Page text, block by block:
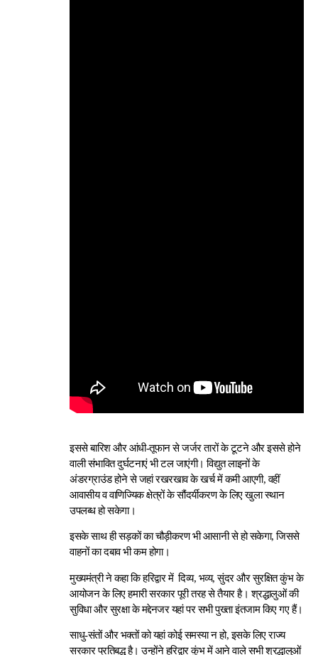
इससे बारिश और आंधी-तूफान से जर्जर तारों के टूटने और इससे होने
वाली संभावित दुर्घटनाएं भी टल जाएंगी। विद्युत लाइनों के
अंडरग्राउंड होने से जहां रखरखाव के खर्च में कमी आएगी, वहीं
आवासीय व वाणिज्यिक क्षेत्रों के सौंदर्यीकरण के लिए खुला स्थान
उपलब्ध हो सकेगा।
इसके साथ ही सड़कों का चौड़ीकरण भी आसानी से हो सकेगा, जिससे
वाहनों का दबाव भी कम होगा।
मुख्यमंत्री ने कहा कि हरिद्वार में दिव्य, भव्य, सुंदर और सुरक्षित कुंभ के
आयोजन के लिए हमारी सरकार पूरी तरह से तैयार है। श्रद्धालुओं की
सुविधा और सुरक्षा के मद्देनजर यहां पर सभी पुख्ता इंतजाम किए गए हैं।
साधु-संतों और भक्तों को यहां कोई समस्या न हो, इसके लिए राज्य
सरकार प्रतिबद्ध है। उन्होंने हरिद्वार कुंभ में आने वाले सभी श्रद्धालुओं